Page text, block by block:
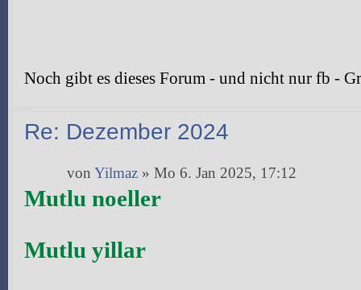
Noch gibt es dieses Forum - und nicht nur fb -
Re: Dezember 2024
von Yilmaz » Mo 6. Jan 2025, 17:12
Mutlu noeller
Mutlu yillar